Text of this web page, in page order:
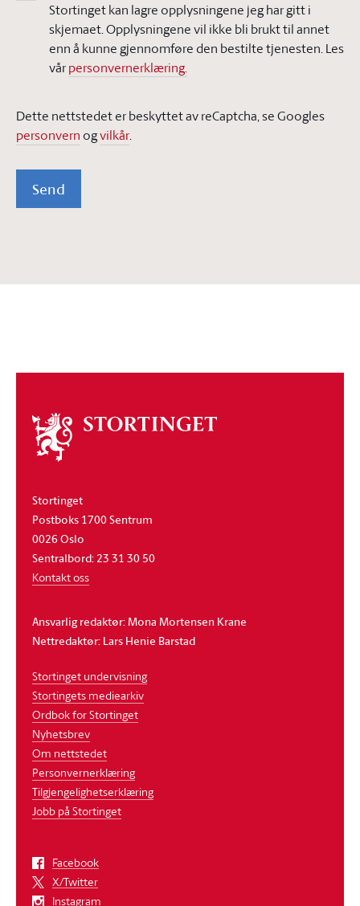
Stortinget kan lagre opplysningene jeg har gitt i
skjemaet. Opplysningene vil ikke bli brukt til annet
enn å kunne gjennomføre den bestilte tjenesten. Les
vårpersonvernerklæring.
Dette nettstedet er beskyttet av reCaptcha, se Googles
personvern ogvilkår.
Send
Om
stortinget
Stortinget
Postboks 1700 Sentrum
0026 Oslo
Sentralbord: 23 31 30 50
Kontakt oss
Ansvarlig redaktør: Mona Mortensen Krane
Nettredaktør: Lars Henie Barstad
Stortinget undervisning
Stortingets mediearkiv
Ordbok for Stortinget
Nyhetsbrev
Om nettstedet
Personvernerklæring
Tilgjengelighetserklæring
Jobb på Stortinget
Facebook
X/Twitter
Instagram